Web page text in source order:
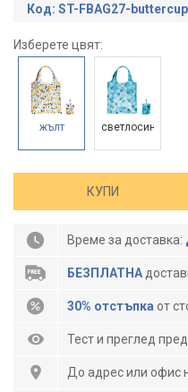
Код: ST-FBAG27-buttercup
Изберете цвят:
жълт светлосин
КУПИ
Време за доставка:
БЕЗПЛАТНА
30% отстъпка от
Тест и преглед
До адрес или офис